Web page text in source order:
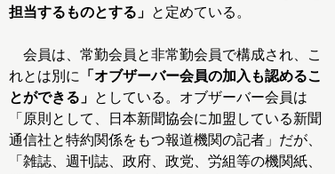
担当するものとする」 と定めている。
会員は、常勤会員と非常勤会員で構成され、こ
れとは別に 「オブザーバー会員の加入も認めるこ
とができる」 としている。オブザーバー会員は
「原則として、日本新聞協会に加盟している新聞
通信社と特約関係をもつ報道機関の記者」だが、
「雑誌、週刊誌、政府、政党、労組等の機関紙、